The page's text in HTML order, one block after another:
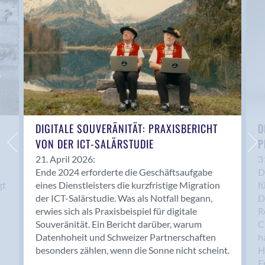
Anwil
Appenzell
Au SG
Baar
Baden
Balsthal
Balzers
Basel
Bassersdorf
Belp
Bendern
Benken (SG)
Bergdietikon
Berlin
Bern
Bern - Liebefeld
DIGITALE SOUVERÄNITÄT: PRAXISBERICHT
VON DER ICT-SALÄRSTUDIE
21. April 2026:
Ende 2024 erforderte die Geschäftsaufgabe
eines Dienstleisters die kurzfristige Migration
der ICT-Salärstudie. Was als Notfall begann,
erwies sich als Praxisbeispiel für digitale
Souveränität. Ein Bericht darüber, warum
Datenhoheit und Schweizer Partnerschaften
besonders zählen, wenn die Sonne nicht scheint.